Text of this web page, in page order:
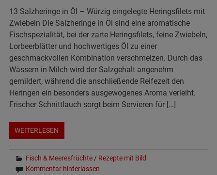
13 Salzheringe in Öl – Würzig eingelegte Heringsfilets mit
Zwiebeln Die Salzheringe in Öl sind eine aromatische
Fischspezialität, bei der zarte Heringsfilets, feine Zwiebeln,
Lorbeerblätter und hochwertiges Öl zu einer
geschmackvollen Kombination verschmelzen. Durch das
Wässern in Milch wird der Salzgehalt angenehm
gemildert, während die anschließende Reifezeit den
Heringen ein besonders ausgewogenes Aroma verleiht.
Frischer Schnittlauch sorgt beim Servieren für […]
WEITERLESEN
Fisch & Meeresfrüchte / Rezepte mit Bild
Kommentar hinterlassen